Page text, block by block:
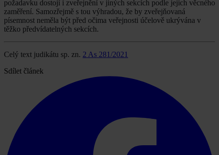
požadavku dostojí i zveřejnění v jiných sekcích podle jejich věcného
zaměření. Samozřejmě s tou výhradou, že by zveřejňovaná
písemnost neměla být před očima veřejnosti účelově ukrývána v
těžko předvídatelných sekcích.
Celý text judikátu sp. zn. 2 As 281/2021
Sdílet článek